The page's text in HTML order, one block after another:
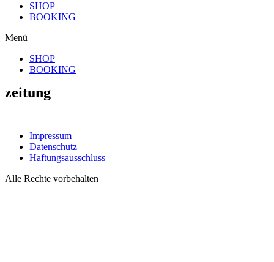
SHOP
BOOKING
Menü
SHOP
BOOKING
zeitung
Impressum
Datenschutz
Haftungsausschluss
Alle Rechte vorbehalten